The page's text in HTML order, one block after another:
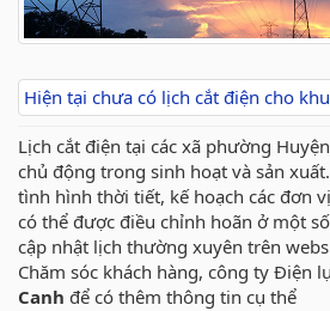
Hiện tại chưa có lịch cắt điện cho
Lịch cắt điện tại các xã phường
chủ động trong sinh hoạt và sản
tình hình thời tiết, kế hoạch các đơn
có thể được điều chỉnh hoãn ở một
cập nhật lịch thường xuyên trên
Chăm sóc khách hàng, công ty Điện
Canh để có thêm thông tin cụ thể